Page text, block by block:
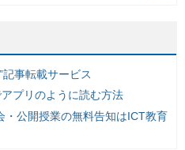
事転載サービス
プリのように読む方法
・公開授業の無料告知はICT教育